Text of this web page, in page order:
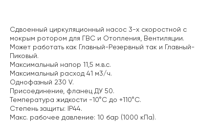
Сдвоенный циркуляционный насос 3-х скоростной с
мокрым ротором для ГВС и Отопления, Вентиляции.
Может работать как Главный-Резервный так и Главный-
Пиковый.
Максимальный напор 11,5 м.в.с.
Максимальный расход 41 м3/ч.
Однофазный 230 V.
Присоединение, фланец ДУ 50.
Температура жидкости -10°C до +110°C.
Степень защиты: IP44.
Макс. рабочее давление: 10 бар (1000 кПа).